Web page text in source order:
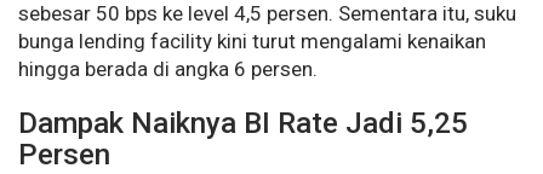
sebesar 50 bps ke level 4,5 persen. Sementara itu, suku
bunga lending facility kini turut mengalami kenaikan
hingga berada di angka 6 persen.
Dampak Naiknya BI Rate Jadi 5,25
Persen